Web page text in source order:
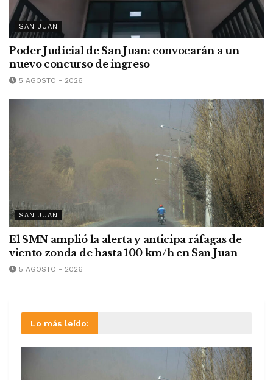
SAN JUAN
Poder Judicial de San Juan: convocarán a un
nuevo concurso de ingreso
5 AGOSTO - 2026
SAN JUAN
El SMN amplió la alerta y anticipa ráfagas de
viento zonda de hasta 100 km/h en San Juan
5 AGOSTO - 2026
Lo más leído: